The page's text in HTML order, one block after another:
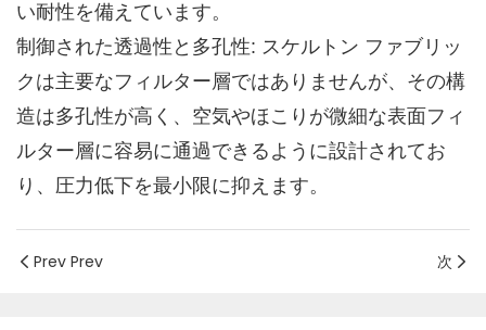
い耐性を備えています。
制御された透過性と多孔性: スケルトン ファブリッ
クは主要なフィルター層ではありませんが、その構
造は多孔性が高く、空気やほこりが微細な表面フィ
ルター層に容易に通過できるように設計されてお
り、圧力低下を最小限に抑えます。
Prev Prev 次